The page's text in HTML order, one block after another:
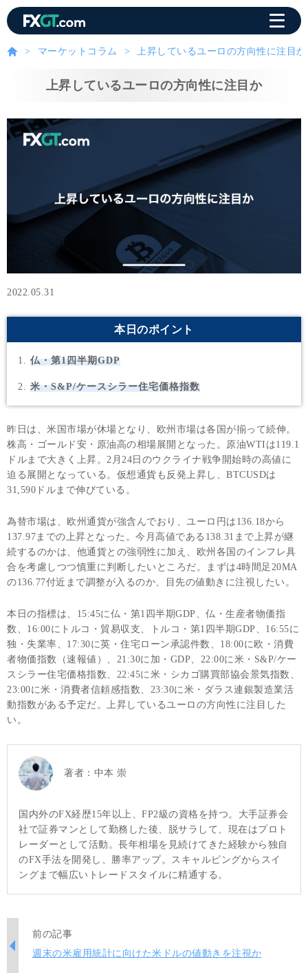
マーケットコラム 上昇しているユーロの方向性に注目か
上昇しているユーロの方向性に注目か
2022.05.31
本日のポイント
仏・第1四半期GDP
米・S&P/ケースシラー住宅価格指数
昨日は、米国市場が休場となり、欧州市場は各国が揃って続伸。
株高・ゴールド安・原油高の相場展開となった。原油WTIは119.1
ドルまで大きく上昇。2月24日のウクライナ戦争開始時の高値に
迫る展開となっている。仮想通貨も反発上昇し、BTCUSDは
31,590ドルまで伸びている。
為替市場は、欧州通貨が強含んでおり、ユーロ円は136.18から
137.97までの上昇となった。今月高値である138.31まで上昇が継
続するのかは、他通貨との強弱性に加え、欧州各国のインフレ具
合を考慮しつつ慎重に判断したいところだ。まずは4時間足20MA
の136.77付近まで調整が入るのか、目先の値動きに注視したい。
本日の指標は、15:45に仏・第1四半期GDP、仏・生産者物価指
数、16:00にトルコ・貿易収支、トルコ・第1四半期GDP、16:55に
独・失業率、17:30に英・住宅ローン承認件数、18:00に欧・消費
者物価指数（速報値）、21:30に加・GDP、22:00に米・S&P/ケー
スシラー住宅価格指数、22:45に米・シカゴ購買部協会景気指数、
23:00に米・消費者信頼感指数、23:30に米・ダラス連銀製造業活
動指数がある予定だ。上昇しているユーロの方向性に注目した
い。
著者： 中本 崇
国内外のFX経歴15年以上、FP2級の資格を持つ。大手証券会
社で証券マンとして勤務した後、脱サラして、現在はプロト
レーダーとして活動。長年相場を見続けてきた経験から独自
のFX手法を開発し、勝率アップ。スキャルピングからスイ
ングまで幅広いトレードスタイルに精通する。
前の記事
週末の米雇用統計に向けた米ドルの値動きを注視か